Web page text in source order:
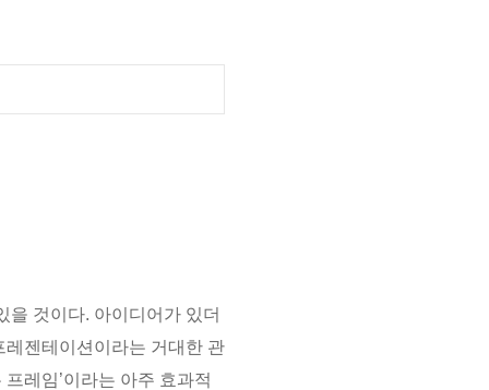
을 것이다. 아이디어가 있더
젠테이션이라는 거대한 관
레임’이라는 아주 효과적